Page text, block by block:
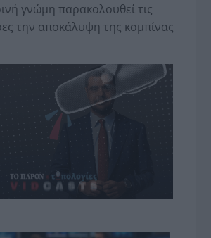
γνώμη παρακολουθεί τις
την αποκάλυψη της κο­μπίνας